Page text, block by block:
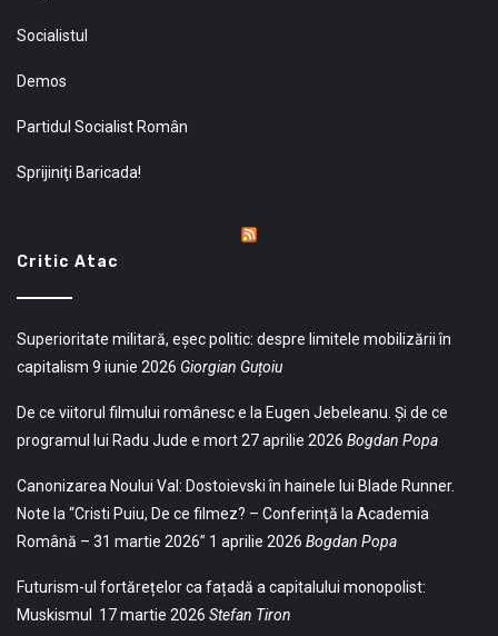
Socialistul
Demos
Partidul Socialist Român
Sprijiniţi Baricada!
Critic Atac
Superioritate militară, eșec politic: despre limitele mobilizării în
capitalism 9 iunie 2026 Giorgian Guțoiu
De ce viitorul filmului românesc e la Eugen Jebeleanu. Și de ce
programul lui Radu Jude e mort27 aprilie 2026 Bogdan Popa
Canonizarea Noului Val: Dostoievski în hainele lui Blade Runner.
Note la “Cristi Puiu, De ce filmez? – Conferință la Academia
Română – 31 martie 2026” 1 aprilie 2026 Bogdan Popa
Futurism-ul fortărețelor ca fațadă a capitalului monopolist:
Muskismul 17 martie 2026 Stefan Tiron